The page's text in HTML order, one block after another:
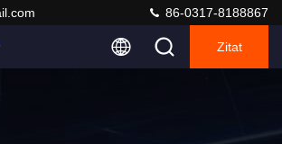
86-0317-8188867
Zitat